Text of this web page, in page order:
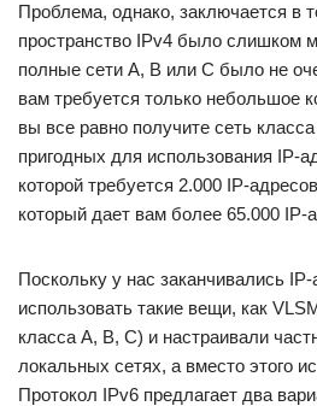
Проблема, однако, заключается в
пространство IPv4 было слишком
полные сети A, B или C было не
вам требуется только небольшое
вы все равно получите сеть
пригодных для использования IP-
которой требуется 2.000 IP-
который дает вам более 65.000 IP-
Поскольку у нас заканчивались
использовать такие вещи, как
класса A, B, C) и настраивали
локальных сетях, а вместо этого
Протокол IPv6 предлагает два